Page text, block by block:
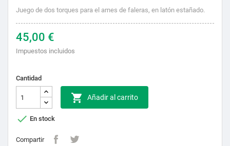
Juego de dos torques para el arnes de faleras, en latón estañado.
45,00 €
Impuestos incluidos
Cantidad
 Añadir al carrito
 En stock
Compartir